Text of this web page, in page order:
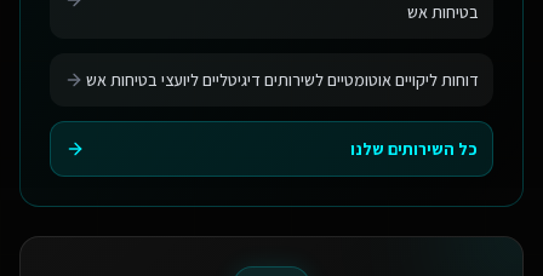
בטיחות אש
דוחות ליקויים אוטומטיים לשירותים דיגיטליים ליועצי בטיחות אש
כל השירותים שלנו